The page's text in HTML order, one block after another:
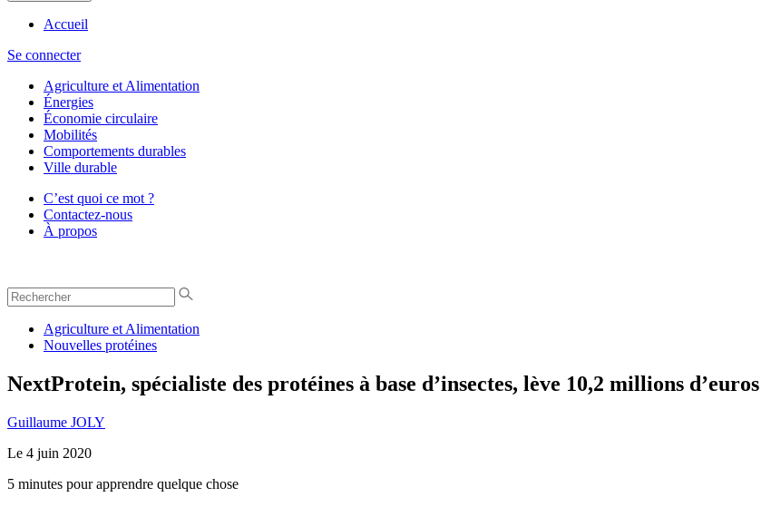
Accueil
Se connecter
Agriculture et Alimentation
Énergies
Économie circulaire
Mobilités
Comportements durables
Ville durable
C’est quoi ce mot ?
Contactez-nous
À propos
Agriculture et Alimentation
Nouvelles protéines
NextProtein, spécialiste des protéines à base d’insectes, lève 10,2 millions d’euros
Guillaume JOLY
Le 4 juin 2020
5 minutes pour apprendre quelque chose